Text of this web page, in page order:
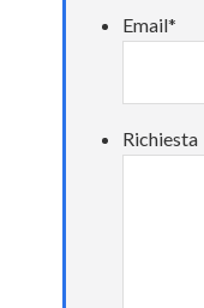
Email*
Richiesta